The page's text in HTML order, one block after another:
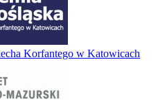
Korfantego w Katowicach